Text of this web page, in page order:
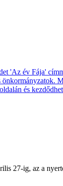
27-ig, az a